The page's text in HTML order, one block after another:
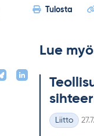
Tulosta
Lue
Kategoriat
Liitto